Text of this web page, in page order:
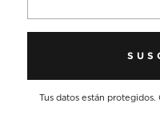
Tus datos están protegidos.